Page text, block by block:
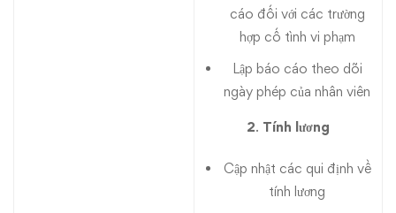
cáo đối với các trường
hợp cố tình vi phạm
Lập báo cáo theo dõi
ngày phép của nhân viên
2. Tính lương
Cập nhật các qui định về
tính lương